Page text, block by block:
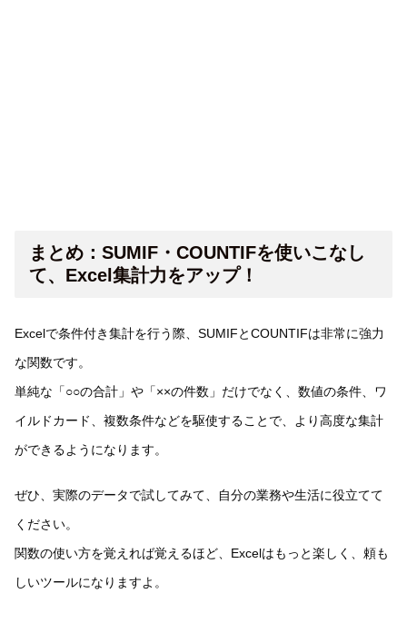
まとめ：SUMIF・COUNTIFを使いこなし
て、Excel集計力をアップ！
Excelで条件付き集計を行う際、SUMIFとCOUNTIFは非常に強力
な関数です。
単純な「○○の合計」や「××の件数」だけでなく、数値の条件、ワ
イルドカード、複数条件などを駆使することで、より高度な集計
ができるようになります。
ぜひ、実際のデータで試してみて、自分の業務や生活に役立てて
ください。
関数の使い方を覚えれば覚えるほど、Excelはもっと楽しく、頼も
しいツールになりますよ。